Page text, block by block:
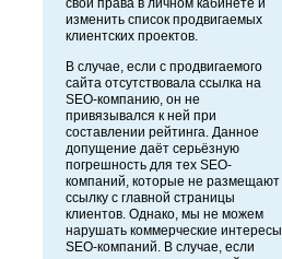
свои права в личном кабинете и
изменить список продвигаемых
клиентских проектов.
В случае, если с продвигаемого
сайта отсутствовала ссылка на
SEO-компанию, он не
привязывался к ней при
составлении рейтинга. Данное
допущение даёт серьёзную
погрешность для тех SEO-
компаний, которые не размещают
ссылку с главной страницы
клиентов. Однако, мы не можем
нарушать коммерческие интересы
SEO-компаний. В случае, если